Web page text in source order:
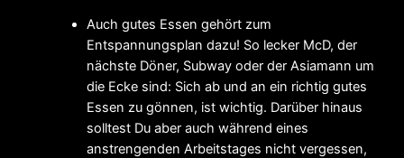
Auch gutes Essen gehört zum
Entspannungsplan dazu! So lecker McD, der
nächste Döner, Subway oder der Asiamann um
die Ecke sind: Sich ab und an ein richtig gutes
Essen zu gönnen, ist wichtig. Darüber hinaus
solltest Du aber auch während eines
anstrengenden Arbeitstages nicht vergessen,